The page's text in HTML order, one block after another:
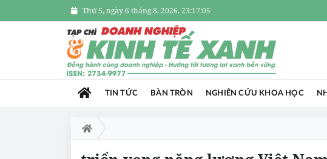
Thứ 5, ngày 6 tháng 8, 2026, 23:17:05
TIN TỨC BÀN TRÒN NGHIÊN CỨU KHOA HỌC